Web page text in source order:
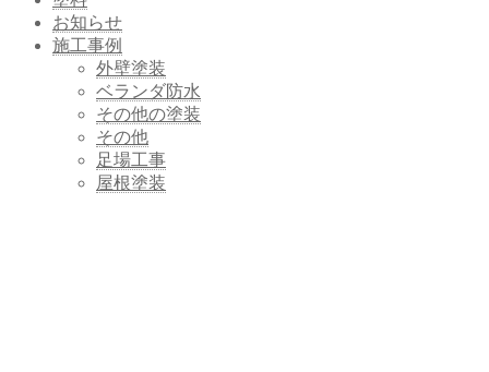
お知らせ
施工事例
外壁塗装
ベランダ防水
その他の塗装
その他
足場工事
屋根塗装